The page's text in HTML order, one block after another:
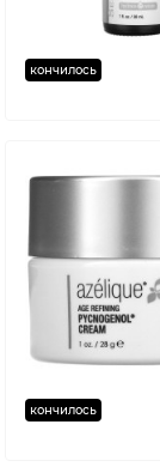
кончилось
кончилось